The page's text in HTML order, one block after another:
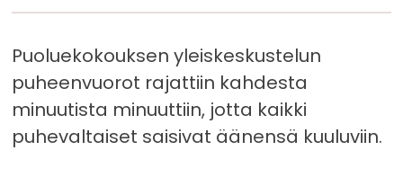
Puoluekokouksen yleiskeskustelun
puheenvuorot rajattiin kahdesta
minuutista minuuttiin, jotta kaikki
puhevaltaiset saisivat äänensä kuuluviin.